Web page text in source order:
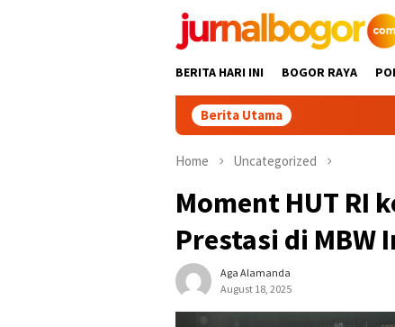
BERITA HARI INI BOGOR RAYA
Berita Utama
Home Uncategorized
Moment HUT RI
Prestasi di
Aga Alamanda
August 18, 2025